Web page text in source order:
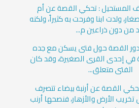
المستحيل : تحكي القصة عن أم
ولدت ابنا وفرحت به كثيراً، ولكنه
من دون ذراعين م...
القصة حول فتى يسكن مع جده
في إحدى القرى الصغيرة، وقد كان
الفتى متعلق...
تحكي القصة عن أرنبة بيضاء تتصرف
الأرض والأزهار، فنصحها أرنب